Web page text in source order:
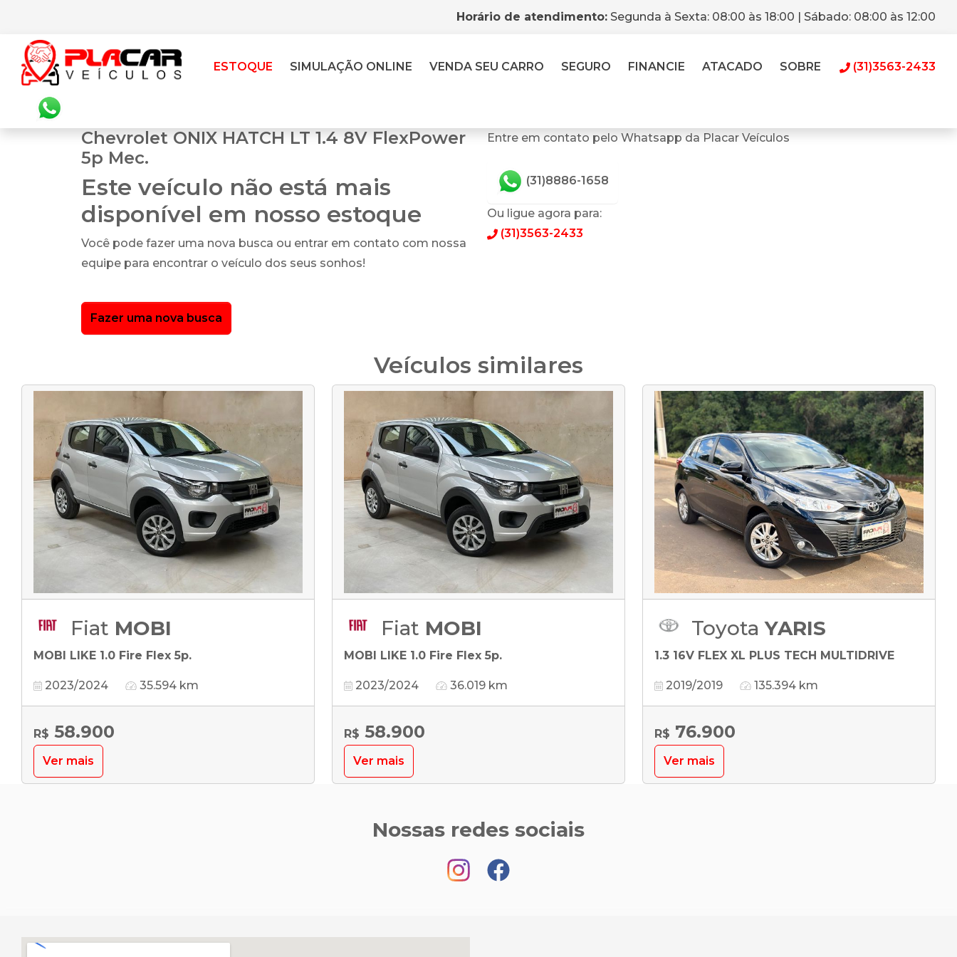
Horário de atendimento: Segunda à Sexta: 08:00 às 18:00 | Sábado: 08:00 às 12:00
ESTOQUE SIMULAÇÃO ONLINE VENDA SEU CARRO SEGURO FINANCIE ATACADO SOBRE (31)3563-2433
Chevrolet ONIX HATCH LT 1.4 8V FlexPower
5p Mec.
Este veículo não está mais
disponível em nosso estoque
Você pode fazer uma nova busca ou entrar em contato com nossa
equipe para encontrar o veículo dos seus sonhos!
Fazer uma nova busca
Entre em contato pelo Whatsapp da Placar Veículos
(31)8886-1658
Ou ligue agora para:
(31)3563-2433
Veículos similares
Fiat MOBI
MOBI LIKE 1.0 Fire Flex 5p.
2023/2024 35.594 km
R$ 58.900
Ver mais
Fiat MOBI
MOBI LIKE 1.0 Fire Flex 5p.
2023/2024 36.019 km
R$ 58.900
Ver mais
ToyotaYARIS
1.3 16V FLEX XL PLUS TECH MULTIDRIVE
2019/2019 135.394 km
R$ 76.900
Ver mais
Nossas redes sociais